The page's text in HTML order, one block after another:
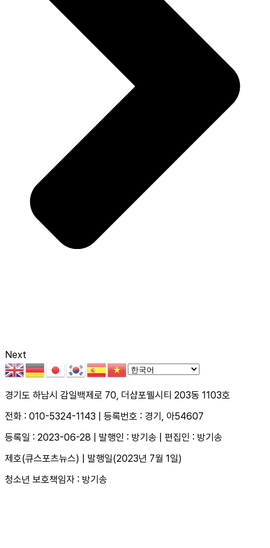
Next
경기도 하남시 감일백제로 70, 더샵포웰시티 203동 1103호
전화 : 010-5324-1143 | 등록번호 : 경기, 아54607
등록일 : 2023-06-28 | 발행인 : 방기송 | 편집인 : 방기송
제호(큐스포츠뉴스) | 발행일(2023년 7월 1일)
청소년 보호책임자 : 방기송